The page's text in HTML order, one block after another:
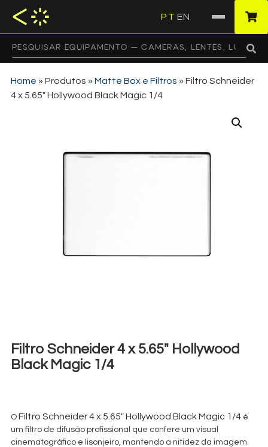
PT EN
Home » Produtos » Matte Box e Filtros » Filtro Schneider
4 x 5.65″ Hollywood Black Magic 1/4
Filtro Schneider 4 x 5.65″ Hollywood
Black Magic 1/4
O Filtro Schneider 4 x 5.65″ Hollywood Black Magic 1/4é
um filtro de difusão profissional que confere um visual
cinematográfico e lisonjeiro, mantendo a nitidez da imagem.